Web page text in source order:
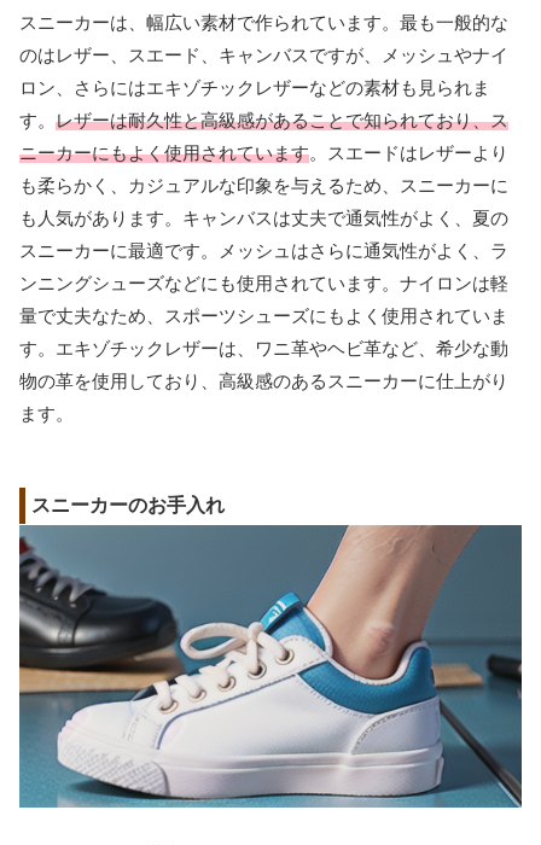
スニーカーは、幅広い素材で作られています。最も一般的な
のはレザー、スエード、キャンバスですが、メッシュやナイ
ロン、さらにはエキゾチックレザーなどの素材も見られま
す。 レザーは耐久性と高級感があることで知られており、ス
ニーカーにもよく使用されています。スエードはレザーより
も柔らかく、カジュアルな印象を与えるため、スニーカーに
も人気があります。キャンバスは丈夫で通気性がよく、夏の
スニーカーに最適です。メッシュはさらに通気性がよく、ラ
ンニングシューズなどにも使用されています。ナイロンは軽
量で丈夫なため、スポーツシューズにもよく使用されていま
す。エキゾチックレザーは、ワニ革やヘビ革など、希少な動
物の革を使用しており、高級感のあるスニーカーに仕上がり
ます。
スニーカーのお手入れ